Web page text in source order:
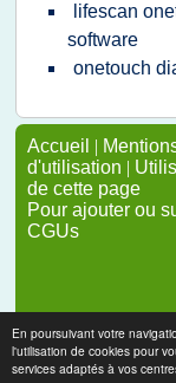
En poursuivant votre
l'utilisation de cookies pour
services adaptés à vos
lifescan
software
onetouch
Accueil |
d'utilisation |
de cette page
Pour ajouter ou
CGUs